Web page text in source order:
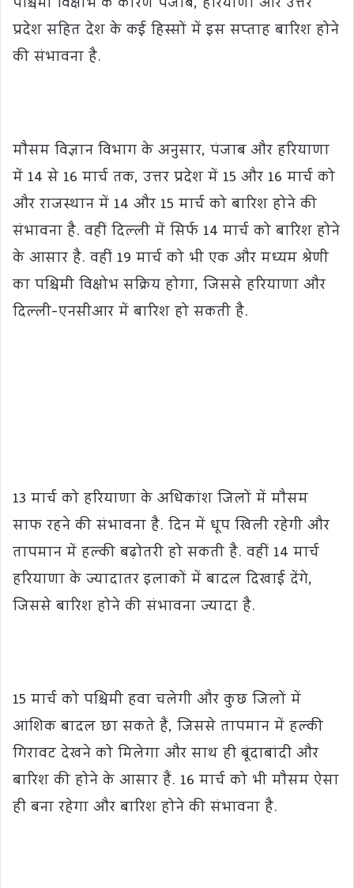
प्रदेश सहित देश के कई हिस्सों में इस सप्ताह बारिश होने
की संभावना है.
मौसम विज्ञान विभाग के अनुसार, पंजाब और हरियाणा
में 14 से 16 मार्च तक, उत्तर प्रदेश में 15 और 16 मार्च को
और राजस्थान में 14 और 15 मार्च को बारिश होने की
संभावना है. वहीं दिल्ली में सिर्फ 14 मार्च को बारिश होने
के आसार है. वहीं 19 मार्च को भी एक और मध्यम श्रेणी
का पश्चिमी विक्षोभ सक्रिय होगा, जिससे हरियाणा और
दिल्ली-एनसीआर में बारिश हो सकती है.
13 मार्च को हरियाणा के अधिकांश जिलों में मौसम
साफ रहने की संभावना है. दिन में धूप खिली रहेगी और
तापमान में हल्की बढ़ोतरी हो सकती है. वहीं 14 मार्च
हरियाणा के ज्यादातर इलाकों में बादल दिखाई देंगे,
जिससे बारिश होने की संभावना ज्यादा है.
15 मार्च को पश्चिमी हवा चलेगी और कुछ जिलों में
आंशिक बादल छा सकते हैं, जिससे तापमान में हल्की
गिरावट देखने को मिलेगा और साथ ही बूंदाबांदी और
बारिश की होने के आसार हैं. 16 मार्च को भी मौसम ऐसा
ही बना रहेगा और बारिश होने की संभावना है.